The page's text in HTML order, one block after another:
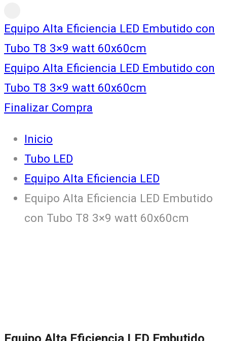
Equipo Alta Eficiencia LED Embutido con
Tubo T8 3×9 watt 60x60cm
Equipo Alta Eficiencia LED Embutido con
Tubo T8 3×9 watt 60x60cm
Finalizar Compra
Inicio
Tubo LED
Equipo Alta Eficiencia LED
Equipo Alta Eficiencia LED Embutido
con Tubo T8 3×9 watt 60x60cm